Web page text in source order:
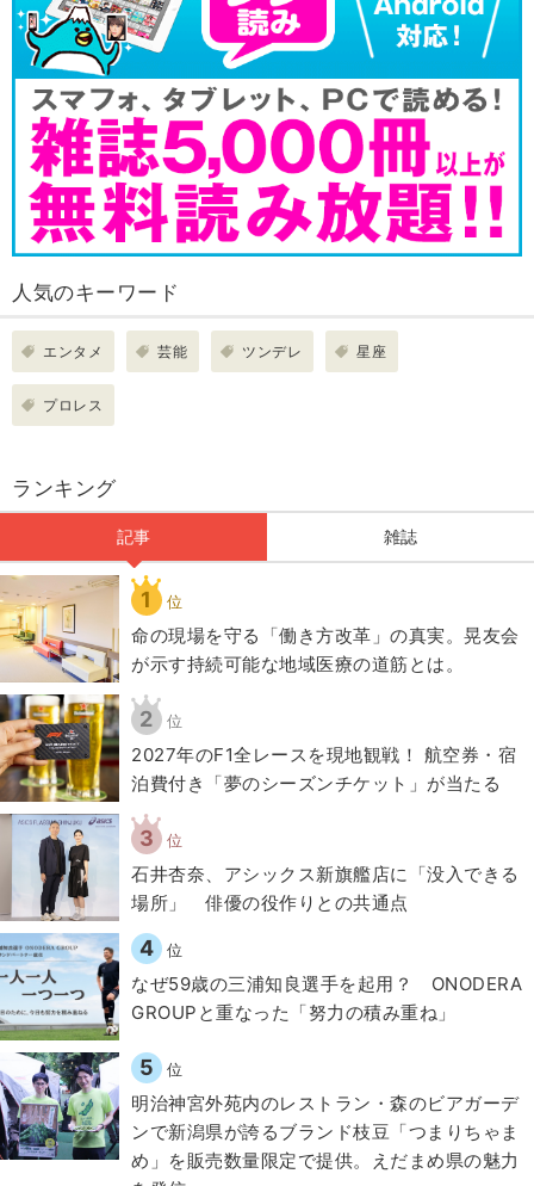
人気のキーワード
エンタメ 芸能 ツンデレ 星座
プロレス
ランキング
記事 雑誌
1 位
​命の現場を守る「働き方改革」の真実。晃友会
が示す持続可能な地域医療の道筋とは。
2 位
2027年のF1全レースを現地観戦！ 航空券・宿
泊費付き「夢のシーズンチケット」が当たる
3 位
石井杏奈、アシックス新旗艦店に「没入できる
場所」 俳優の役作りとの共通点
4 位
なぜ59歳の三浦知良選手を起用？ ONODERA
GROUPと重なった「努力の積み重ね」
5 位
明治神宮外苑内のレストラン・森のビアガーデ
ンで新潟県が誇るブランド枝豆「つまりちゃま
め」を販売数量限定で提供。えだまめ県の魅力